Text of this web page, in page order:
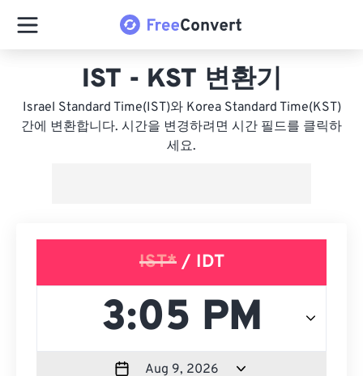
IST - KST 변환기
Israel Standard Time(IST)와 Korea Standard Time(KST)
간에 변환합니다. 시간을 변경하려면 시간 필드를 클릭하
세요.
IST*/ IDT